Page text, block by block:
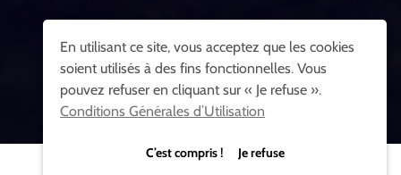
En utilisant ce site, vous acceptez que les cookies
soient utilisés à des fins fonctionnelles. Vous
pouvez refuser en cliquant sur « Je refuse ».
Conditions Générales d’Utilisation
C’est compris ! Je refuse